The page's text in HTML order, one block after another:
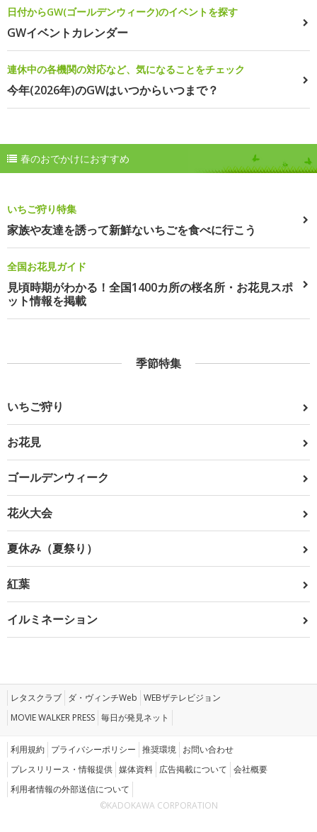
日付からGW(ゴールデンウィーク)のイベントを探す
GWイベントカレンダー
連休中の各機関の対応など、気になることをチェック
今年(2026年)のGWはいつからいつまで？
春のおでかけにおすすめ
いちご狩り特集
家族や友達を誘って新鮮ないちごを食べに行こう
全国お花見ガイド
見頃時期がわかる！全国1400カ所の桜名所・お花見スポ
ット情報を掲載
季節特集
いちご狩り
お花見
ゴールデンウィーク
花火大会
夏休み（夏祭り）
紅葉
イルミネーション
レタスクラブ ダ・ヴィンチWeb WEBザテレビジョン
MOVIE WALKER PRESS 毎日が発見ネット
利用規約 プライバシーポリシー 推奨環境 お問い合わせ
プレスリリース・情報提供 媒体資料 広告掲載について 会社概要
利用者情報の外部送信について
©KADOKAWA CORPORATION